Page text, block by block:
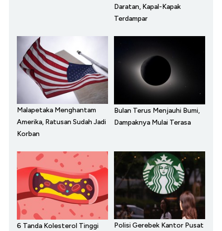
Daratan, Kapal-Kapak
Terdampar
Malapetaka Menghantam
Amerika, Ratusan Sudah Jadi
Korban
Bulan Terus Menjauhi Bumi,
Dampaknya Mulai Terasa
6 Tanda Kolesterol Tinggi
Polisi Gerebek Kantor Pusat